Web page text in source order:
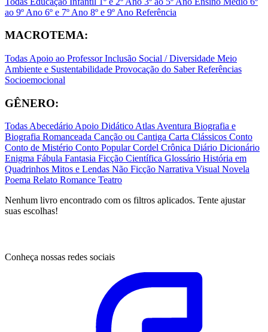
ao 9º Ano 6º e 7º Ano 8º e 9º Ano Referência
MACROTEMA:
Todas Apoio ao ProfessorInclusão Social / Diversidade Meio
Ambiente e Sustentabilidade Provocação do SaberReferências
Socioemocional
GÊNERO:
TodasAbecedárioApoio DidáticoAtlasAventura Biografia e
Biografia Romanceada Canção ou Cantiga Carta Clássicos Conto
Conto de Mistério Conto PopularCordel Crônica Diário Dicionário
Enigma Fábula Fantasia Ficção Científica Glossário História em
Quadrinhos Mitos e Lendas Não Ficção Narrativa Visual Novela
Poema Relato Romance Teatro
Nenhum livro encontrado com os filtros aplicados. Tente ajustar
suas escolhas!
Conheça nossas redes sociais